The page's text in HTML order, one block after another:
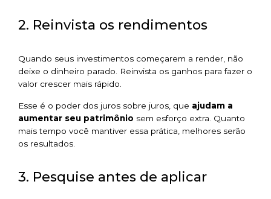
2. Reinvista os rendimentos
Quando seus investimentos começarem a render, não
deixe o dinheiro parado. Reinvista os ganhos para fazer o
valor crescer mais rápido.
Esse é o poder dos juros sobre juros, que ajudam a
aumentar seu patrimônio sem esforço extra. Quanto
mais tempo você mantiver essa prática, melhores serão
os resultados.
3. Pesquise antes de aplicar